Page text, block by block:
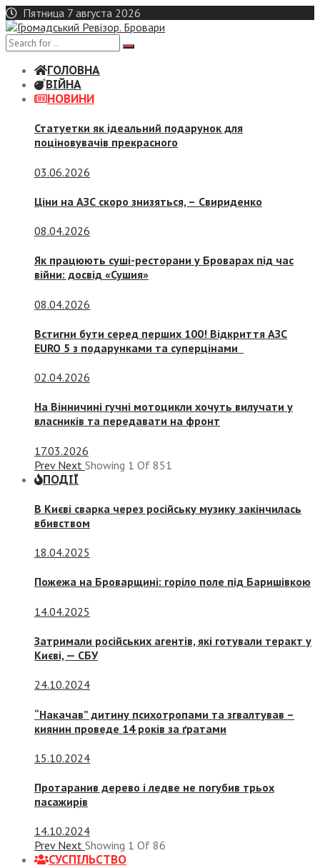
Skip
to
content
Пятница 7 августа 2026
ГОЛОВНА
ВІЙНА
НОВИНИ
Статуетки як ідеальний подарунок для
поціновувачів прекрасного
03.06.2026
Ціни на АЗС скоро знизяться, – Свириденко
08.04.2026
Як працюють суші-ресторани у Броварах під час
війни: досвід «Сушия»
08.04.2026
Встигни бути серед перших 100! Відкриття АЗС
EURO 5 з подарунками та суперцінами
02.04.2026
На Вінничині гучні мотоцикли хочуть вилучати у
власників та передавати на фронт
17.03.2026
Prev Next Showing 1 Of 851
ПОДІЇ
В Києві сварка через російську музику закінчилась
вбивством
18.04.2025
Пожежа на Броварщині: горіло поле під Баришівкою
14.04.2025
Затримали російських агентів, які готували теракт у
Києві, — СБУ
24.10.2024
“Накачав” дитину психотропами та згвалтував –
киянин проведе 14 років за ґратами
15.10.2024
Протаранив дерево і ледве не погубив трьох
пасажирів
14.10.2024
Prev Next Showing 1 Of 86
СУСПIЛЬСТВО